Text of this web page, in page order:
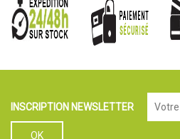
INSCRIPTION NEWSLETTER